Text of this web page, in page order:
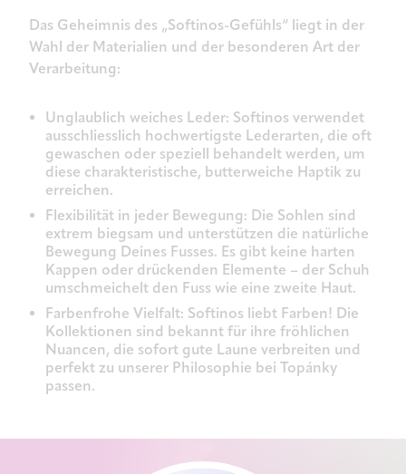
Das Geheimnis des „Softinos-Gefühls“ liegt in der
Wahl der Materialien und der besonderen Art der
Verarbeitung:
Unglaublich weiches Leder: Softinos verwendet
ausschliesslich hochwertigste Lederarten, die oft
gewaschen oder speziell behandelt werden, um
diese charakteristische, butterweiche Haptik zu
erreichen.
Flexibilität in jeder Bewegung: Die Sohlen sind
extrem biegsam und unterstützen die natürliche
Bewegung Deines Fusses. Es gibt keine harten
Kappen oder drückenden Elemente – der Schuh
umschmeichelt den Fuss wie eine zweite Haut.
Farbenfrohe Vielfalt: Softinos liebt Farben! Die
Kollektionen sind bekannt für ihre fröhlichen
Nuancen, die sofort gute Laune verbreiten und
perfekt zu unserer Philosophie bei Topánky
passen.